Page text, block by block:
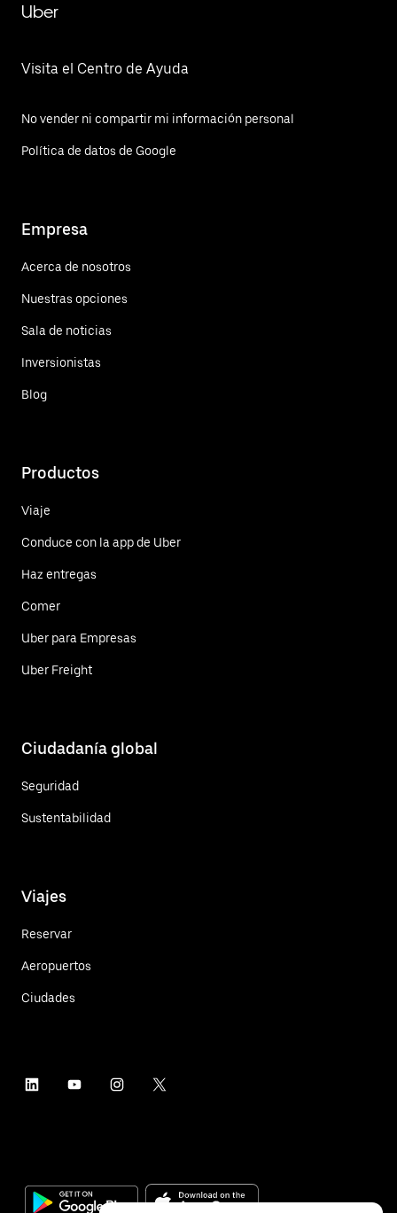
Uber
Visita el Centro de Ayuda
No vender ni compartir mi información personal
Política de datos de Google
Empresa
Acerca de nosotros
Nuestras opciones
Sala de noticias
Inversionistas
Blog
Productos
Viaje
Conduce con la app de Uber
Haz entregas
Comer
Uber para Empresas
Uber Freight
Ciudadanía global
Seguridad
Sustentabilidad
Viajes
Reservar
Aeropuertos
Ciudades